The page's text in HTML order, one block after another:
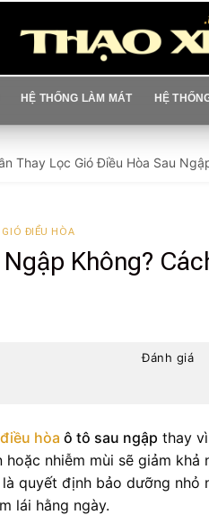
HỆ THỐNG LÀM MÁT HỆ
Thay Lọc Gió Điều Hòa Sau
GIÓ ĐIỀU HÒA
Không?
Đánh giá
hòa ô tô sau ngập thay
nhiễm mùi sẽ giảm khả
quyết định bảo dưỡng nhỏ
lái hằng ngày.